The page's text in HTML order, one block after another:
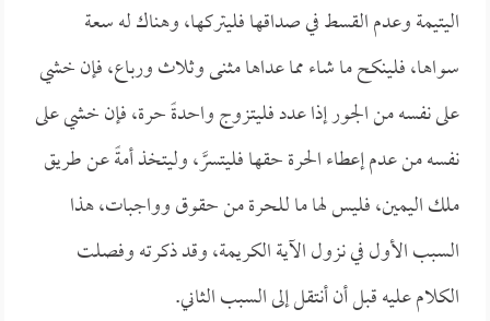
اليتيمة وعدم القسط في صداقها فليتركها، وهناك له سعة
سواها، فلينكح ما شاء مما عداها مثنى وثلاث ورباع، فإن خشي
على نفسه من الجور إذا عدد فليتزوج واحدةً حرة، فإن خشي على
نفسه من عدم إعطاء الحرة حقها فليتسرَّ، وليتخذ أمةً عن طريق
ملك اليمين، فليس لها ما للحرة من حقوق وواجبات، هذا
السبب الأول في نزول الآية الكريمة، وقد ذكرته وفصلت
الكلام عليه قبل أن أنتقل إلى السبب الثاني.